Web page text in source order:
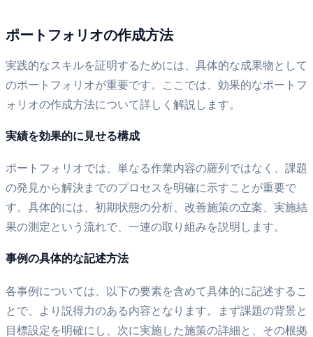
ポートフォリオの作成方法
実践的なスキルを証明するためには、具体的な成果物として
のポートフォリオが重要です。ここでは、効果的なポートフ
ォリオの作成方法について詳しく解説します。
実績を効果的に見せる構成
ポートフォリオでは、単なる作業内容の羅列ではなく、課題
の発見から解決までのプロセスを明確に示すことが重要で
す。具体的には、初期状態の分析、改善施策の立案、実施結
果の測定という流れで、一連の取り組みを説明します。
事例の具体的な記述方法
各事例については、以下の要素を含めて具体的に記述するこ
とで、より説得力のある内容となります。まず課題の背景と
目標設定を明確にし、次に実施した施策の詳細と、その根拠